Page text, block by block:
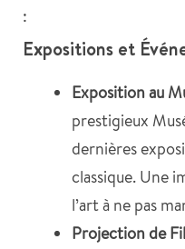
:
Expositions et
Exposition au
prestigieux
dernières
classique. Une
l’art à ne pas
Projection de